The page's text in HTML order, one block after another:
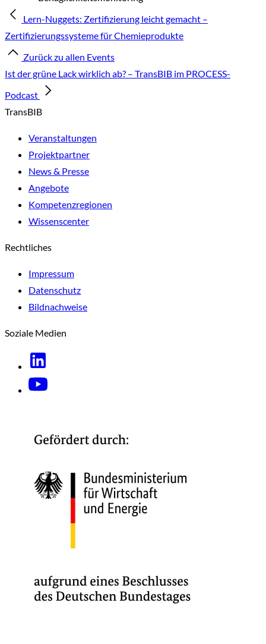
Lern-Nuggets: Zertifizierung leicht gemacht –
Zertifizierungssysteme für Chemieprodukte
Zurück zu allen Events
Ist der grüne Lack wirklich ab? – TransBIB im PROCESS-
Podcast
TransBIB
Veranstaltungen
Projektpartner
News & Presse
Angebote
Kompetenzregionen
Wissenscenter
Rechtliches
Impressum
Datenschutz
Bildnachweise
Soziale Medien